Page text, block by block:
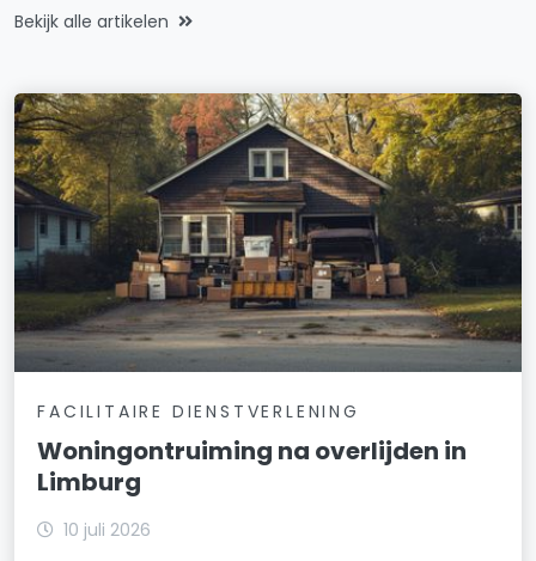
Bekijk alle artikelen
FACILITAIRE DIENSTVERLENING
Woningontruiming na overlijden in
Limburg
10 juli 2026